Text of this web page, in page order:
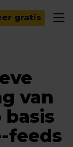
gratis
van
basis
feeds